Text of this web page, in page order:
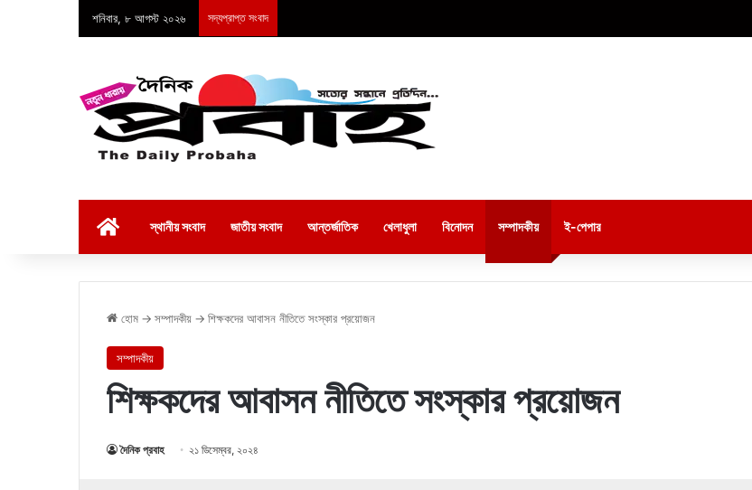
শনিবার, ৮ আগস্ট ২০২৬ সদ্যপ্রাপ্ত সংবাদ
স্থানীয় সংবাদ জাতীয় সংবাদ আন্তর্জাতিক খেলাধুলা বিনোদন সম্পাদকীয় ই-পেপার
হোম → সম্পাদকীয় → শিক্ষকদের আবাসন নীতিতে সংস্কার প্রয়োজন
সম্পাদকীয়
শিক্ষকদের আবাসন নীতিতে সংস্কার প্রয়োজন
দৈনিক প্রবাহ ২১ ডিসেম্বর, ২০২৪